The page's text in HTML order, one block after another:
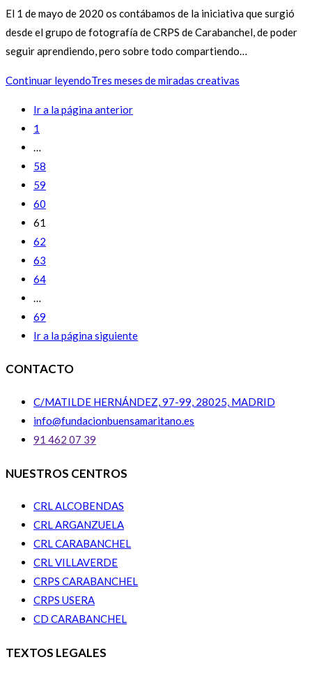
El 1 de mayo de 2020 os contábamos de la iniciativa que surgió
desde el grupo de fotografía de CRPS de Carabanchel, de poder
seguir aprendiendo, pero sobre todo compartiendo…
Continuar leyendoTres meses de miradas creativas
Ir a la página anterior
1
…
58
59
60
61
62
63
64
…
69
Ir a la página siguiente
CONTACTO
C/MATILDE HERNÁNDEZ, 97-99, 28025, MADRID
info@fundacionbuensamaritano.es
91 462 07 39
NUESTROS CENTROS
CRL ALCOBENDAS
CRL ARGANZUELA
CRL CARABANCHEL
CRL VILLAVERDE
CRPS CARABANCHEL
CRPS USERA
CD CARABANCHEL
TEXTOS LEGALES